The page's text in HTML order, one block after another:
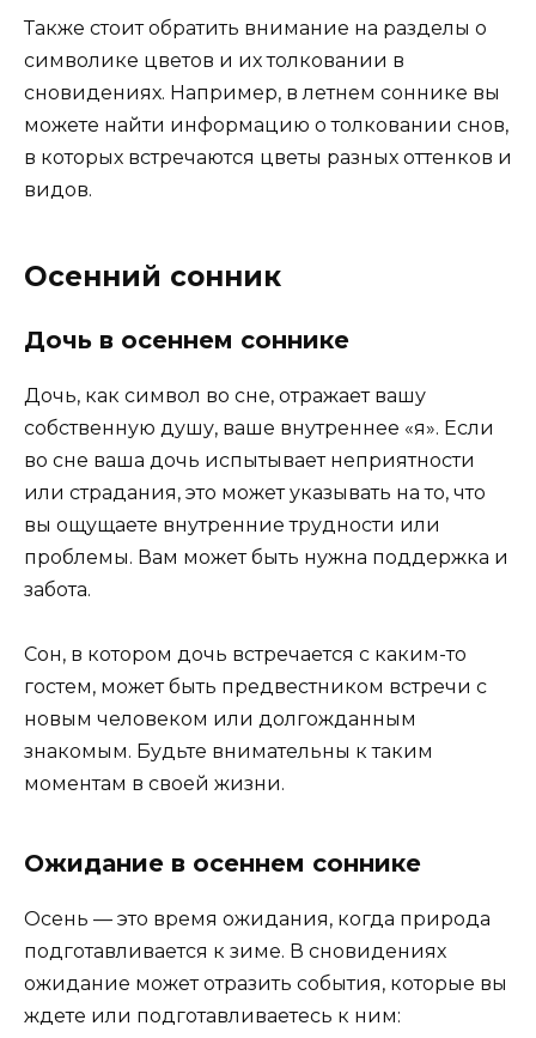
Также стоит обратить внимание на разделы о
символике цветов и их толковании в
сновидениях. Например, в летнем соннике вы
можете найти информацию о толковании снов,
в которых встречаются цветы разных оттенков и
видов.
Осенний сонник
Дочь в осеннем соннике
Дочь, как символ во сне, отражает вашу
собственную душу, ваше внутреннее «я». Если
во сне ваша дочь испытывает неприятности
или страдания, это может указывать на то, что
вы ощущаете внутренние трудности или
проблемы. Вам может быть нужна поддержка и
забота.
Сон, в котором дочь встречается с каким-то
гостем, может быть предвестником встречи с
новым человеком или долгожданным
знакомым. Будьте внимательны к таким
моментам в своей жизни.
Ожидание в осеннем соннике
Осень — это время ожидания, когда природа
подготавливается к зиме. В сновидениях
ожидание может отразить события, которые вы
ждете или подготавливаетесь к ним: